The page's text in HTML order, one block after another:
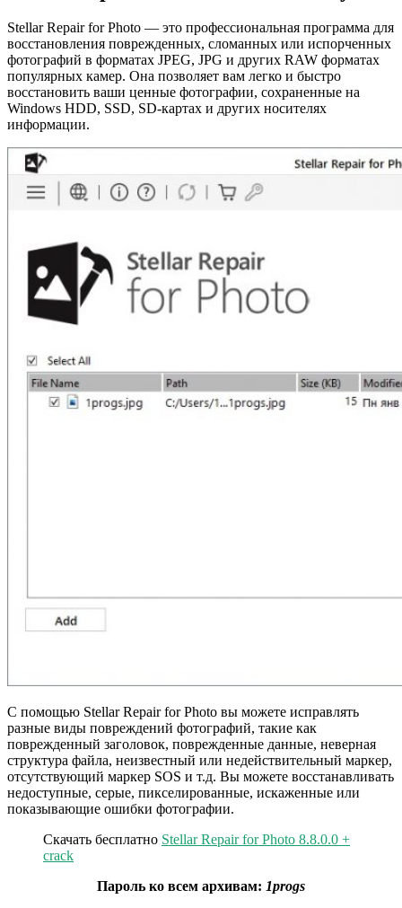
Stellar Repair for Photo — это профессиональная программа для
восстановления поврежденных, сломанных или испорченных
фотографий в форматах JPEG, JPG и других RAW форматах
популярных камер. Она позволяет вам легко и быстро
восстановить ваши ценные фотографии, сохраненные на
Windows HDD, SSD, SD-картах и других носителях
информации.
С помощью Stellar Repair for Photo вы можете исправлять
разные виды повреждений фотографий, такие как
поврежденный заголовок, поврежденные данные, неверная
структура файла, неизвестный или недействительный маркер,
отсутствующий маркер SOS и т.д. Вы можете восстанавливать
недоступные, серые, пикселированные, искаженные или
показывающие ошибки фотографии.
Скачать бесплатно Stellar Repair for Photo 8.8.0.0 +
crack
Пароль ко всем архивам: 1progs